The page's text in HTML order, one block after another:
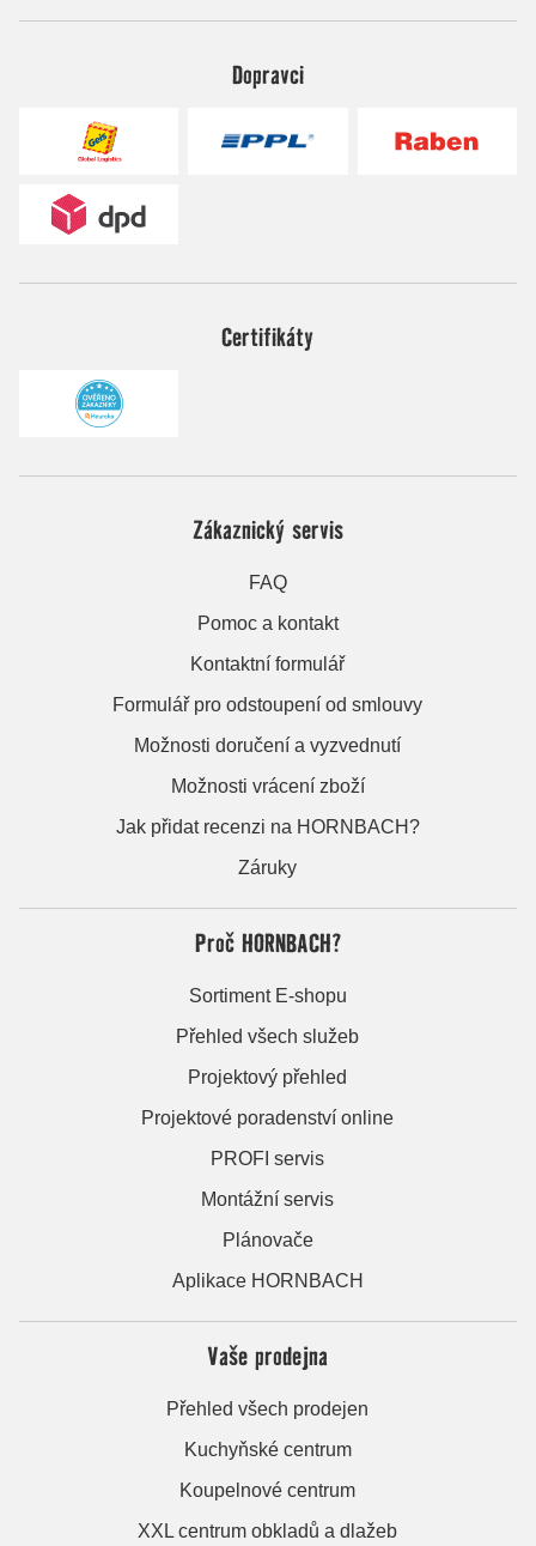
Dopravci
Certifikáty
Zákaznický servis
FAQ
Pomoc a kontakt
Kontaktní formulář
Formulář pro odstoupení od smlouvy
Možnosti doručení a vyzvednutí
Možnosti vrácení zboží
Jak přidat recenzi na HORNBACH?
Záruky
Proč HORNBACH?
Sortiment E-shopu
Přehled všech služeb
Projektový přehled
Projektové poradenství online
PROFI servis
Montážní servis
Plánovače
Aplikace HORNBACH
Vaše prodejna
Přehled všech prodejen
Kuchyňské centrum
Koupelnové centrum
XXL centrum obkladů a dlažeb